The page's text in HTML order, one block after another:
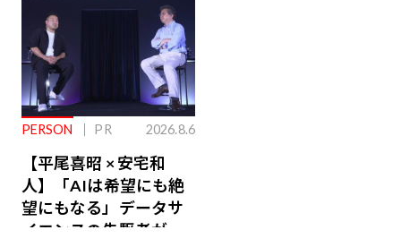
PERSON PR 2026.8.6
【平尾喜昭 × 安宅和
人】「AIは希望にも絶
望にもなる」データサ
イエンスの先駆者が語